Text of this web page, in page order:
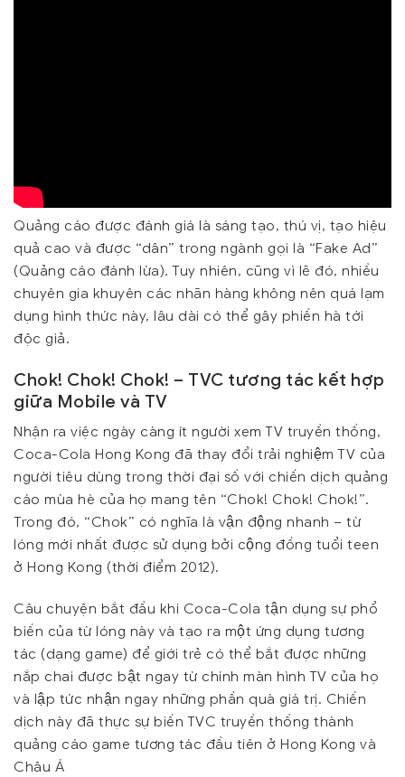
Quảng cáo được đánh giá là sáng tạo, thú vị, tạo hiệu
quả cao và được “dân” trong ngành gọi là “Fake Ad”
(Quảng cáo đánh lừa). Tuy nhiên, cũng vì lẽ đó, nhiều
chuyên gia khuyên các nhãn hàng không nên quá lạm
dụng hình thức này, lâu dài có thể gây phiền hà tới
độc giả.
Chok! Chok! Chok! – TVC tương tác kết hợp
giữa Mobile và TV
Nhận ra việc ngày càng ít người xem TV truyền thống,
Coca-Cola Hong Kong đã thay đổi trải nghiệm TV của
người tiêu dùng trong thời đại số với chiến dịch quảng
cáo mùa hè của họ mang tên “Chok! Chok! Chok!”.
Trong đó, “Chok” có nghĩa là vận động nhanh – từ
lóng mới nhất được sử dụng bởi cộng đồng tuổi teen
ở Hong Kong (thời điểm 2012).
Câu chuyện bắt đầu khi Coca-Cola tận dụng sự phổ
biến của từ lóng này và tạo ra một ứng dụng tương
tác (dạng game) để giới trẻ có thể bắt được những
nắp chai được bật ngay từ chính màn hình TV của họ
và lập tức nhận ngay những phần quà giá trị. Chiến
dịch này đã thực sự biến TVC truyền thống thành
quảng cáo game tương tác đầu tiên ở Hong Kong và
Châu Á